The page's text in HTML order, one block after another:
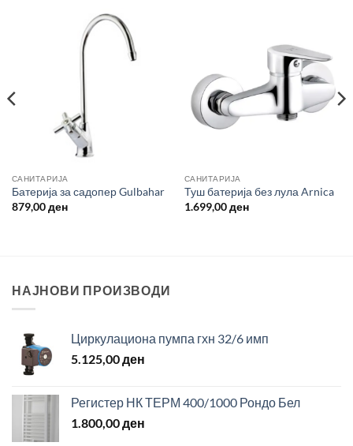
САНИТАРИЈА
Батерија за садопер Gulbahar
879,00ден
САНИТАРИЈА
Туш батерија без лула Arnica
1.699,00ден
НАЈНОВИ ПРОИЗВОДИ
Циркулациона пумпа гхн 32/6 имп
5.125,00ден
Регистер НК ТЕРМ 400/1000 Рондо Бел
1.800,00ден